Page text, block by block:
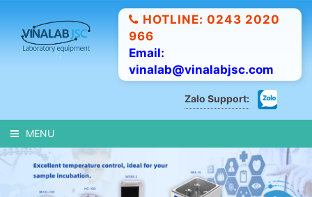
HOTLINE: 0243 2020
966
Email:
vinalab@vinalabjsc.com
Zalo Support:
MENU